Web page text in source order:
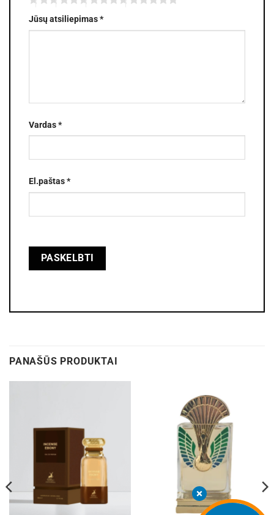
Jūsų atsiliepimas*
Vardas*
El.paštas*
PANAŠŪS PRODUKTAI